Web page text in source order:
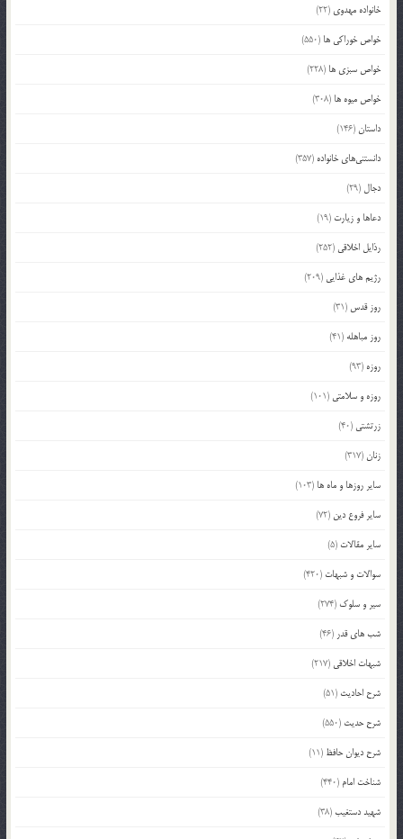
خانواده مهدوی (22)
خواص خوراکی ها (550)
خواص سبزی ها (228)
خواص میوه ها (308)
داستان(146)
دانستنی‌های خانواده (357)
دجال (29)
دعاها و زیارت (19)
رذایل اخلاقی (252)
رژیم های غذایی (209)
روز قدس (31)
روز مباهله (41)
روزه (93)
روزه و سلامتی (101)
زرتشتی (40)
زنان(317)
سایر روزها و ماه ها (103)
سایر فروع دین (72)
سایر مقالات (5)
سوالات و شبهات (420)
سیر و سلوک (274)
شب های قدر (46)
شبهات اخلاقی (217)
شرح احادیث (51)
شرح حدیث (550)
شرح دیوان حافظ (11)
شناخت امام (440)
شهید دستغیب(38)